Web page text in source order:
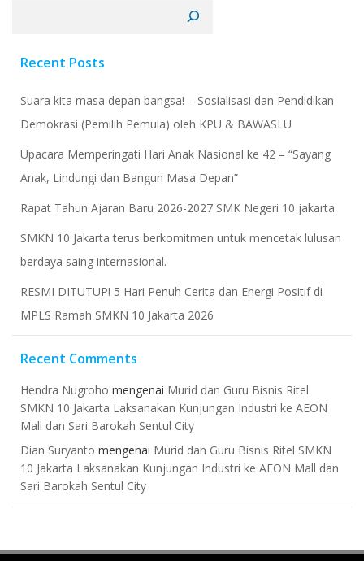
Recent Posts
Suara kita masa depan bangsa! – Sosialisasi dan Pendidikan
Demokrasi (Pemilih Pemula) oleh KPU & BAWASLU
Upacara Memperingati Hari Anak Nasional ke 42 – “Sayang
Anak, Lindungi dan Bangun Masa Depan”
Rapat Tahun Ajaran Baru 2026-2027 SMK Negeri 10 jakarta
​SMKN 10 Jakarta terus berkomitmen untuk mencetak lulusan
berdaya saing internasional.
RESMI DITUTUP! 5 Hari Penuh Cerita dan Energi Positif di
MPLS Ramah SMKN 10 Jakarta 2026
Recent Comments
Hendra Nugroho mengenai Murid dan Guru Bisnis Ritel
SMKN 10 Jakarta Laksanakan Kunjungan Industri ke AEON
Mall dan Sari Barokah Sentul City
Dian Suryanto mengenai Murid dan Guru Bisnis Ritel SMKN
10 Jakarta Laksanakan Kunjungan Industri ke AEON Mall dan
Sari Barokah Sentul City